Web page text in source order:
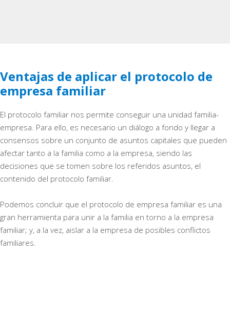
Ventajas de aplicar el protocolo de
empresa familiar
El protocolo familiar nos permite conseguir una unidad familia-
empresa. Para ello, es necesario un diálogo a fondo y llegar a
consensos sobre un conjunto de asuntos capitales que pueden
afectar tanto a la familia como a la empresa, siendo las
decisiones que se tomen sobre los referidos asuntos, el
contenido del protocolo familiar.
Podemos concluir que el protocolo de empresa familiar es una
gran herramienta para unir a la familia en torno a la empresa
familiar; y, a la vez, aislar a la empresa de posibles conflictos
familiares.